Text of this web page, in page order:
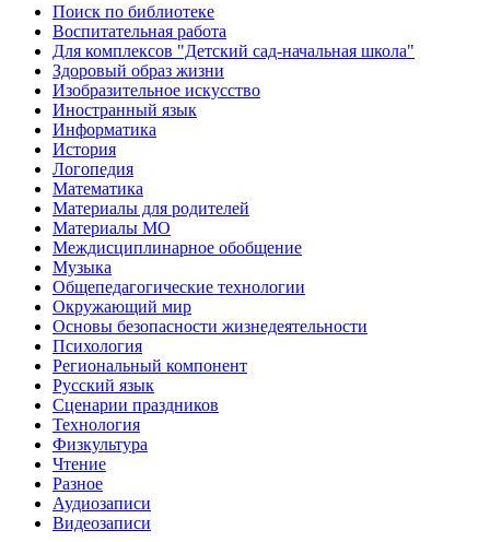
Поиск по библиотеке
Воспитательная работа
Для комплексов "Детский сад-начальная школа"
Здоровый образ жизни
Изобразительное искусство
Иностранный язык
Информатика
История
Логопедия
Математика
Материалы для родителей
Материалы МО
Междисциплинарное обобщение
Музыка
Общепедагогические технологии
Окружающий мир
Основы безопасности жизнедеятельности
Психология
Региональный компонент
Русский язык
Сценарии праздников
Технология
Физкультура
Чтение
Разное
Аудиозаписи
Видеозаписи